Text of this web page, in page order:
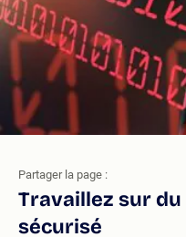
Travaillez sur
sécurisé
Partager la page :